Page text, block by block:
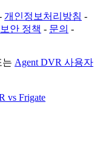
개인정보처리방침 -
보안 정책 - 문의 -
는 Agent DVR 사용자
vs Frigate